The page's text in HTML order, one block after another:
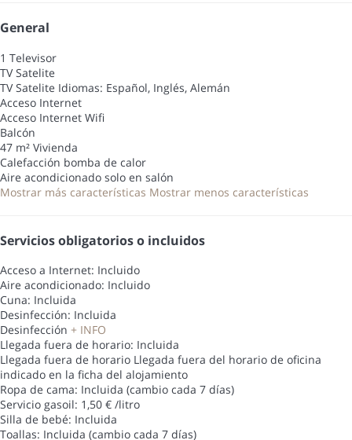
General
1 Televisor
TV Satelite
TV Satelite Idiomas: Español, Inglés, Alemán
Acceso Internet
Acceso Internet Wifi
Balcón
47 m² Vivienda
Calefacción bomba de calor
Aire acondicionado solo en salón
Mostrar más características Mostrar menos características
Servicios obligatorios o incluidos
Acceso a Internet: Incluido
Aire acondicionado: Incluido
Cuna: Incluida
Desinfección: Incluida
Desinfección + INFO
Llegada fuera de horario: Incluida
Llegada fuera de horario Llegada fuera del horario de oficina
indicado en la ficha del alojamiento
Ropa de cama: Incluida (cambio cada 7 días)
Servicio gasoil: 1,50 € /litro
Silla de bebé: Incluida
Toallas: Incluida (cambio cada 7 días)